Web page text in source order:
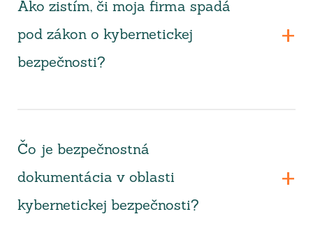
Ako zistím, či moja firma spadá
pod zákon o kybernetickej
bezpečnosti?
Čo je bezpečnostná
dokumentácia v oblasti
kybernetickej bezpečnosti?